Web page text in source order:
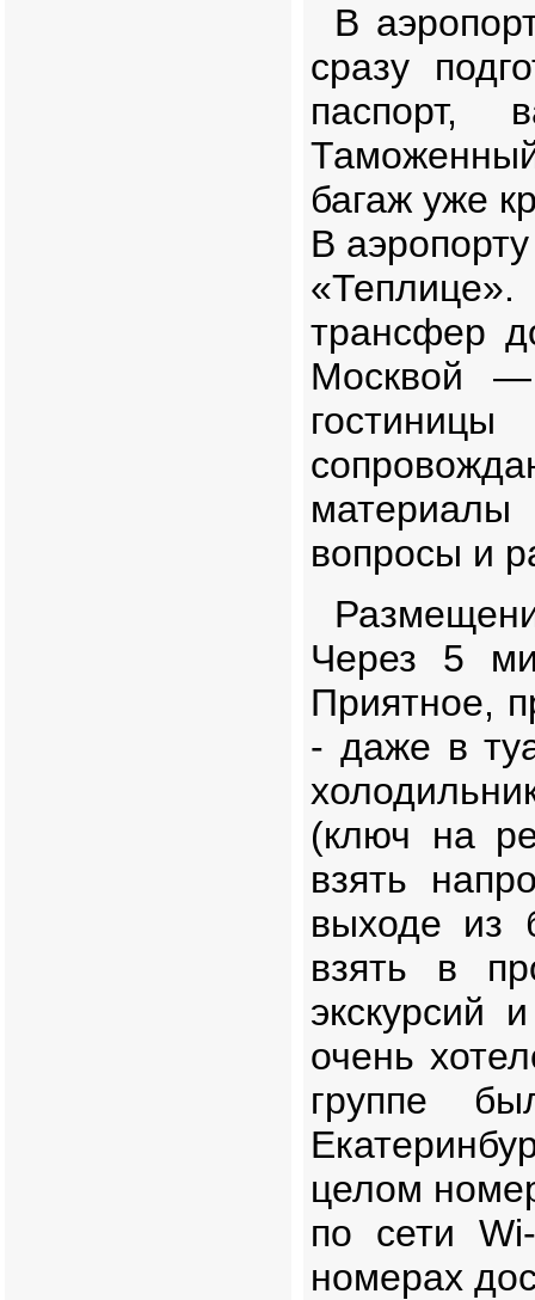
В
сразу
паспорт,
багаж уже
В
трансфер
Москвой
материалы
вопросы и
Через 5
Приятное,
- даже в
(ключ на
взять
выходе из
взять в
экскурсий
очень
группе
целом
по сети
номерах